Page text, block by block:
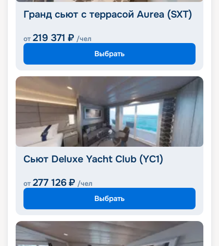
Гранд сьют с террасой Aurea (SXT)
от 219 371 ₽ /чел
Выбрать
Сьют Deluxe Yacht Club (YC1)
от 277 126 ₽ /чел
Выбрать